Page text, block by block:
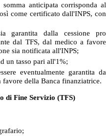
anticipata corrisponda al
come certificato dall'INPS, con
garantita dalla cessione pro
dal TFS, dal medico a favore
sia notificata all'INPS;
un tasso pari all'1%;
eventualmente garantita da
della Banca finanziatrice.
di Fine Servizio (TFS)